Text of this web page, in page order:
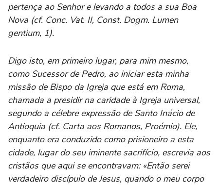
pertença ao Senhor e levando a todos a sua Boa
Nova (cf. Conc. Vat. II, Const. Dogm. Lumen
gentium, 1).
Digo isto, em primeiro lugar, para mim mesmo,
como Sucessor de Pedro, ao iniciar esta minha
missão de Bispo da Igreja que está em Roma,
chamada a presidir na caridade à Igreja universal,
segundo a célebre expressão de Santo Inácio de
Antioquia (cf. Carta aos Romanos, Proémio). Ele,
enquanto era conduzido como prisioneiro a esta
cidade, lugar do seu iminente sacrifício, escrevia aos
cristãos que aqui se encontravam: «Então serei
verdadeiro discípulo de Jesus, quando o meu corpo